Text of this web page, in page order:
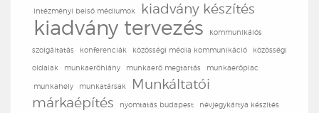
Adatkezelési tájékoztató*
E-MAIL KÜLDÉSE
intézményi belső médiumok kiadvány készítés
kiadvány tervezés kommunikáiós
szolgáltatás konferenciák közösségi média kommunikáció közösségi
oldalak munkaerőhiány munkaerő megtartás munkaerőpiac
munkahely munkatársak
Munkáltatói
márkaépítés
nyomtatás budapest névjegykártya készítés